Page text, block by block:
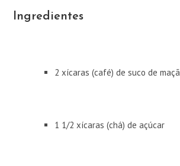
Ingredientes
2 xícaras (café) de suco de maçã
1 1/2 xícaras (chá) de açúcar